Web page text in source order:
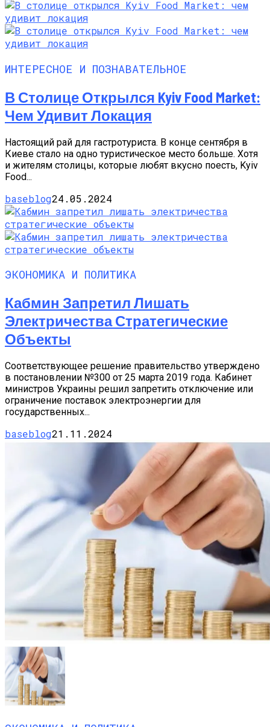
ИНТЕРЕСНОЕ И ПОЗНАВАТЕЛЬНОЕ
В Столице Открылся Kyiv Food Market:
Чем Удивит Локация
Настоящий рай для гастротуриста. В конце сентября в
Киеве стало на одно туристическое место больше. Хотя
и жителям столицы, которые любят вкусно поесть, Kyiv
Food...
baseblog24.05.2024
ЭКОНОМИКА И ПОЛИТИКА
Кабмин Запретил Лишать
Электричества Стратегические
Объекты
Соответствующее решение правительство утверждено
в постановлении №300 от 25 марта 2019 года. Кабинет
министров Украины решил запретить отключение или
ограничение поставок электроэнергии для
государственных...
baseblog21.11.2024